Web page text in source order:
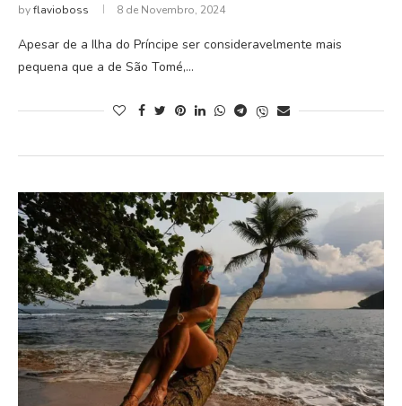
byflavioboss 8 de Novembro, 2024
Apesar de a Ilha do Príncipe ser consideravelmente mais
pequena que a de São Tomé,…